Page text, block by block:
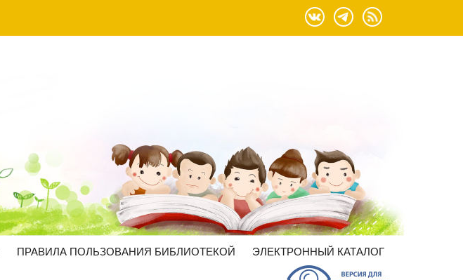
ПРАВИЛА ПОЛЬЗОВАНИЯ БИБЛИОТЕКОЙ ЭЛЕКТРОННЫЙ КАТАЛОГ